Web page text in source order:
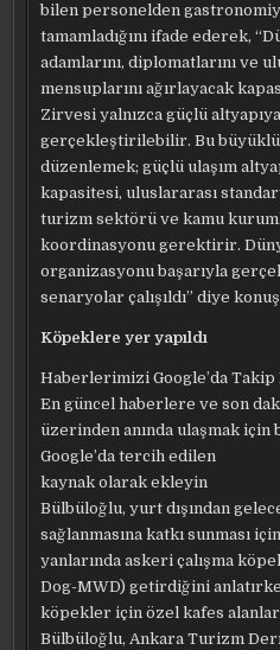
bilen personelden
tamamladığını ifade ederek,
adamlarını, diplomatlarını ve
mensuplarını ağırlayacak
Zirvesi yalnızca güçlü
gerçekleştirilebilir. Bu
düzenlemek; güçlü ulaşım
kapasitesi, uluslararası
turizm sektörü ve kamu
koordinasyonu gerektirir.
organizasyonu başarıyla
senaryolar çalışıldı” diye
Köpeklere yer yapıldı
Haberlerimizi Google’da Takip
En güncel haberlere ve son
üzerinden anında ulaşmak
Google’da tercih edilen
kaynak olarak ekleyin
Bülbüloğlu, yurt dışından
sağlanmasına katkı sunması
yanlarında askeri çalışma
Dog-MWD) getirdiğini
köpekler için özel kafes
Bülbüloğlu, Ankara Turizm